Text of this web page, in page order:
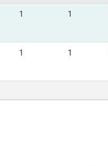
1 1
1 1